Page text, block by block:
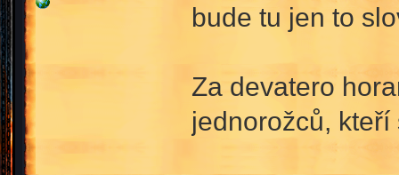
bude tu jen to
Za devatero
jednorožců,